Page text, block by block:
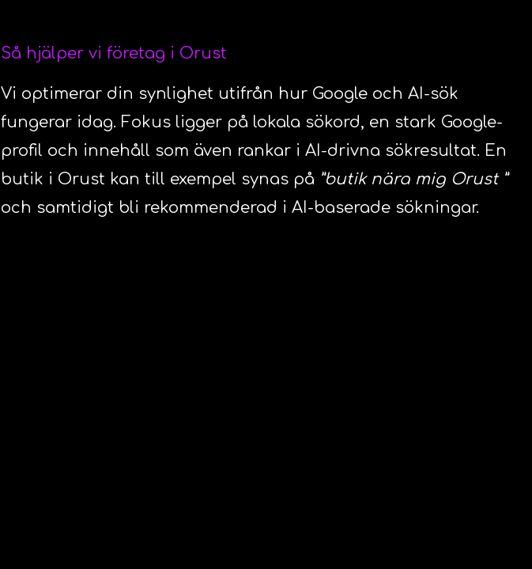
Så hjälper vi företag i Orust
Vi optimerar din synlighet utifrån hur Google och AI-sök
fungerar idag. Fokus ligger på lokala sökord, en stark Google-
profil och innehåll som även rankar i AI-drivna sökresultat. En
butik i Orust kan till exempel synas på ”butik nära mig Orust ”
och samtidigt bli rekommenderad i AI-baserade sökningar.